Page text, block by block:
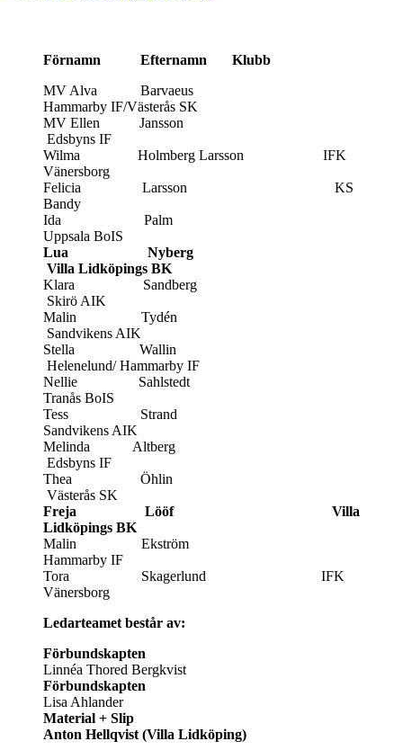
Förnamn Efternamn Klubb
MV Alva Barvaeus
Hammarby IF/Västerås SK
MV Ellen Jansson
Edsbyns IF
Wilma Holmberg Larsson IFK
Vänersborg
Felicia Larsson KS
Bandy
Ida Palm
Uppsala BoIS
Lua Nyberg
Villa Lidköpings BK
Klara Sandberg
Skirö AIK
Malin Tydén
Sandvikens AIK
Stella Wallin
Helenelund/ Hammarby IF
Nellie Sahlstedt
Tranås BoIS
Tess Strand
Sandvikens AIK
Melinda Altberg
Edsbyns IF
Thea Öhlin
Västerås SK
Freja Lööf Villa
Lidköpings BK
Malin Ekström
Hammarby IF
Tora Skagerlund IFK
Vänersborg
Ledarteamet består av:
Förbundskapten
Linnéa Thored Bergkvist
Förbundskapten
Lisa Ahlander
Material + Slip
Anton Hellqvist (Villa Lidköping)